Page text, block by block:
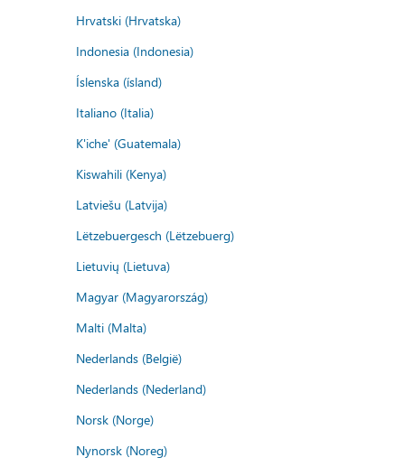
Hrvatski (Hrvatska)
Indonesia (Indonesia)
Íslenska (ísland)
Italiano (Italia)
K'iche' (Guatemala)
Kiswahili (Kenya)
Latviešu (Latvija)
Lëtzebuergesch (Lëtzebuerg)
Lietuvių (Lietuva)
Magyar (Magyarország)
Malti (Malta)
Nederlands (België)
Nederlands (Nederland)
Norsk (Norge)
Nynorsk (Noreg)